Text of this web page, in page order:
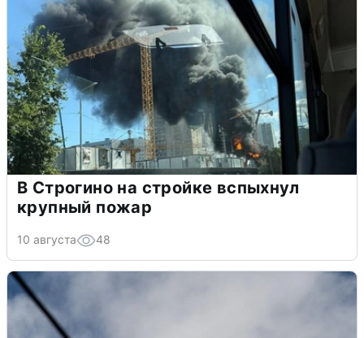
В Строгино на стройке вспыхнул
крупный пожар
10 августа 48